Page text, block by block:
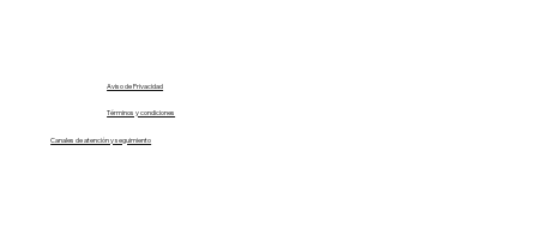
Aviso de Privacidad
Términos y condiciones
Canales de atención y seguimiento